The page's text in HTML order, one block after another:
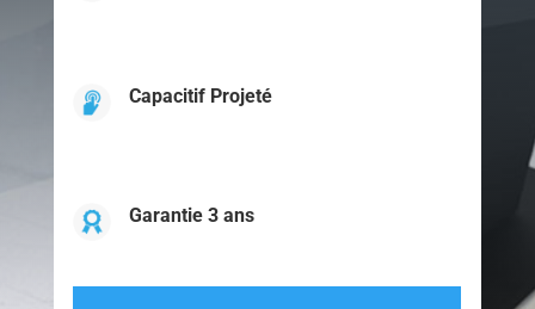
Capacitif Projeté
Garantie 3 ans